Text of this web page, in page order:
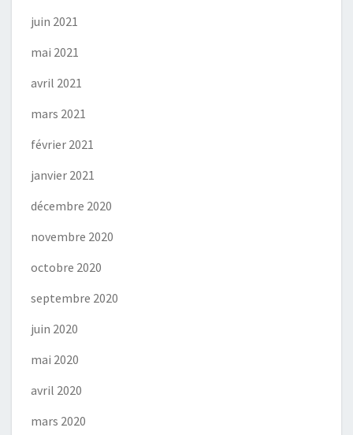
juin 2021
mai 2021
avril 2021
mars 2021
février 2021
janvier 2021
décembre 2020
novembre 2020
octobre 2020
septembre 2020
juin 2020
mai 2020
avril 2020
mars 2020